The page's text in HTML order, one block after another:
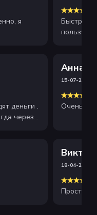
я
Быстрое
деньги .
через
Анна
15-07-2025
Очень
Виктор
18-04-2025
Просто и